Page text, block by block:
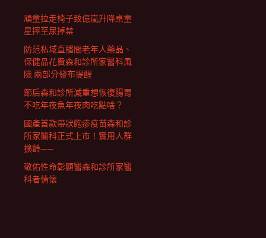
頑童拉走椅子致億嵐升降桌童
星摔至尿掉禁
防范私域直播間老年人藥品、
保健品花費森和診所家醫科風
險 兩部分發布提醒
節后森和診所減重想恢復腸胃
不吃年夜魚年夜肉吃點啥？
國產首款帶狀皰疹疫苗森和診
所家醫科正式上市！實用人群
擴齡——
敬佑性命彰顯醫森和診所家醫
科者情懷